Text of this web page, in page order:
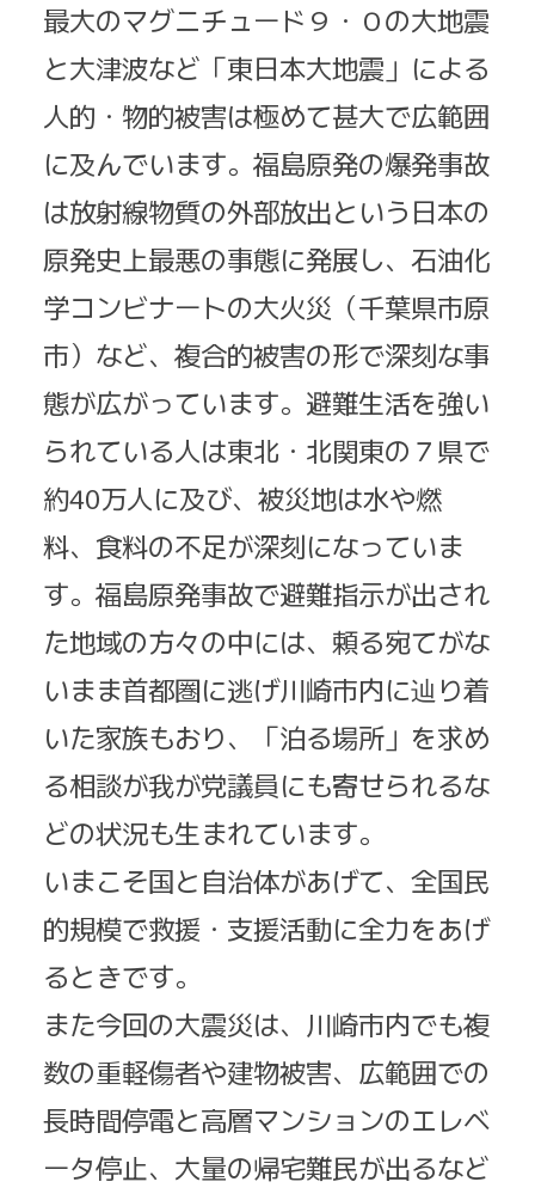
最大のマグニチュード９・０の大地震
と大津波など「東日本大地震」による
人的・物的被害は極めて甚大で広範囲
に及んでいます。福島原発の爆発事故
は放射線物質の外部放出という日本の
原発史上最悪の事態に発展し、石油化
学コンビナートの大火災（千葉県市原
市）など、複合的被害の形で深刻な事
態が広がっています。避難生活を強い
られている人は東北・北関東の７県で
約40万人に及び、被災地は水や燃
料、食料の不足が深刻になっていま
す。福島原発事故で避難指示が出され
た地域の方々の中には、頼る宛てがな
いまま首都圏に逃げ川崎市内に辿り着
いた家族もおり、「泊る場所」を求め
る相談が我が党議員にも寄せられるな
どの状況も生まれています。
いまこそ国と自治体があげて、全国民
的規模で救援・支援活動に全力をあげ
るときです。
また今回の大震災は、川崎市内でも複
数の重軽傷者や建物被害、広範囲での
長時間停電と高層マンションのエレベ
ータ停止、大量の帰宅難民が出るなど